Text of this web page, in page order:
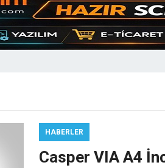
HABERLER
Casper VIA A4